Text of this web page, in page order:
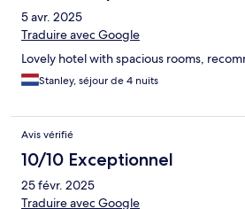
5 avr. 2025
Traduire avec Google
Lovely hotel with spacious rooms,
Stanley, séjour de 4 nuits
Avis vérifié
10/10 Exceptionnel
25 févr. 2025
Traduire avec Google